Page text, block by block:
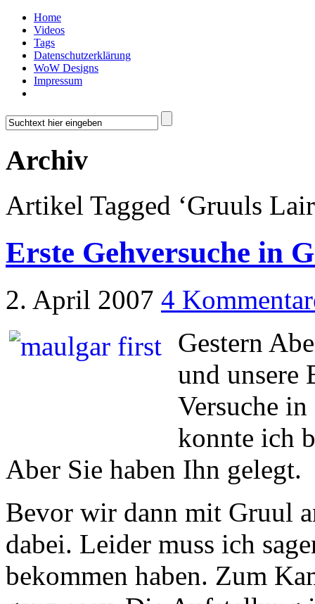
Home
Videos
Tags
Datenschutzerklärung
WoW Designs
Impressum
Archiv
Artikel Tagged ‘Gruuls
Erste Gehversuche in
2. April 2007 4
Gestern
und unsere
Versuche
konnte ich
Aber Sie haben Ihn gelegt.
Bevor wir dann mit Gruul
dabei. Leider muss ich
bekommen haben. Zum